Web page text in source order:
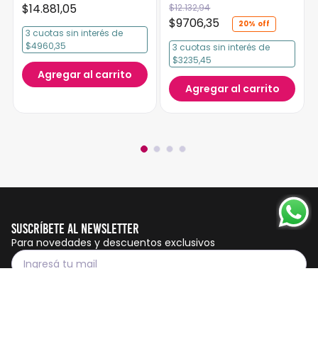
$14.881,05
3 cuotas sin interés de
$4960,35
Agregar al carrito
20%
$12.132,94
$9706,35
3 cuotas sin interés de
$3235,45
Agregar al carrito
Suscríbete al Newsletter
Para novedades y descuentos exclusivos